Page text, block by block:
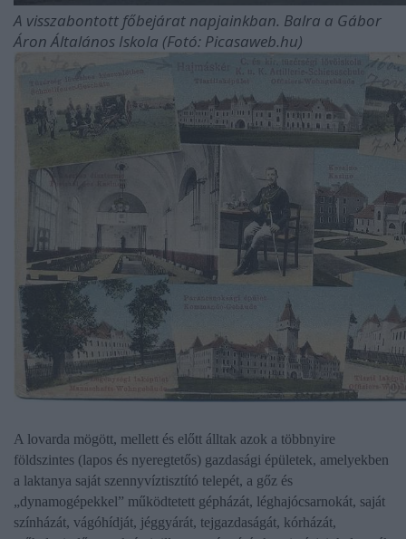
A visszabontott főbejárat napjainkban. Balra a Gábor
Áron Általános Iskola (Fotó: Picasaweb.hu)
A lovarda mögött, mellett és előtt álltak azok a többnyire
földszintes (lapos és nyeregtetős) gazdasági épületek, amelyekben
a laktanya saját szennyvíztisztító telepét, a gőz és
„dynamogépekkel” működtetett gépházát, léghajócsarnokát, saját
színházát, vágóhídját, jéggyárát, tejgazdaságát, kórházát,